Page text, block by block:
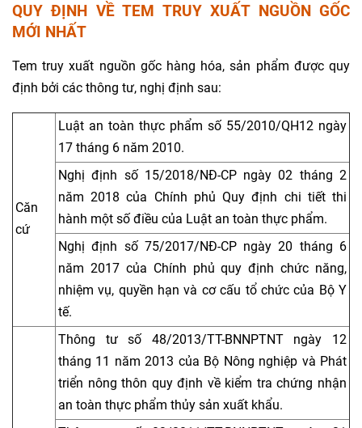
QUY ĐỊNH VỀ TEM TRUY XUẤT NGUỒN GỐC
MỚI NHẤT
Tem truy xuất nguồn gốc hàng hóa, sản phẩm được quy
định bởi các thông tư, nghị định sau:
Căn
cứ
Luật an toàn thực phẩm số 55/2010/QH12 ngày
17 tháng 6 năm 2010.
Nghị định số 15/2018/NĐ-CP ngày 02 tháng 2
năm 2018 của Chính phủ Quy định chi tiết thi
hành một số điều của Luật an toàn thực phẩm.
Nghị định số 75/2017/NĐ-CP ngày 20 tháng 6
năm 2017 của Chính phủ quy định chức năng,
nhiệm vụ, quyền hạn và cơ cấu tổ chức của Bộ Y
tế.
Thông tư số 48/2013/TT-BNNPTNT ngày 12
tháng 11 năm 2013 của Bộ Nông nghiệp và Phát
triển nông thôn quy định về kiểm tra chứng nhận
an toàn thực phẩm thủy sản xuất khẩu.